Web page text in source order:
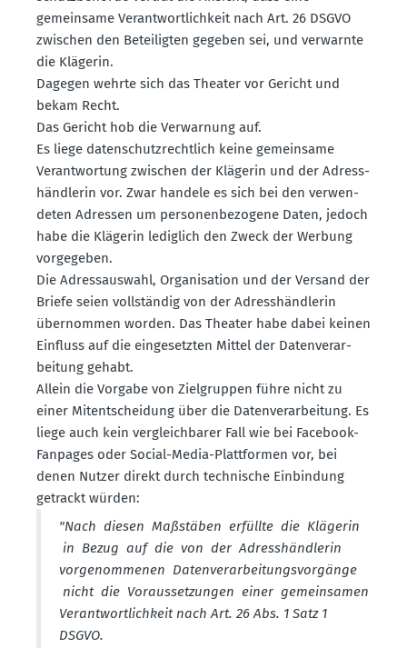
gemeinsame Verant­wort­lichkeit nach Art. 26 DSGVO
zwischen den Betei­ligten gegeben sei, und verwarnte
die Klägerin.
Dagegen wehrte sich das Theater vor Gericht und
bekam Recht.
Das Gericht hob die Verwarnung auf.
Es liege daten­schutz­rechtlich keine gemeinsame
Verant­wortung zwischen der Klägerin und der Adress­
händ­lerin vor. Zwar handele es sich bei den verwen­
deten Adressen um perso­nen­be­zogene Daten, jedoch
habe die Klägerin lediglich den Zweck der Werbung
vorge­geben.
Die Adress­auswahl, Organi­sation und der Versand der
Briefe seien vollständig von der Adress­händ­lerin
übernommen worden. Das Theater habe dabei keinen
Einfluss auf die einge­setzten Mittel der Daten­ver­ar­
beitung gehabt.
Allein die Vorgabe von Zielgruppen führe nicht zu
einer Mitent­scheidung über die Daten­ver­ar­beitung. Es
liege auch kein vergleich­barer Fall wie bei Facebook-
Fanpages oder Social-Media-Platt­formen vor, bei
denen Nutzer direkt durch technische Einbindung
getrackt würden:
"Nach diesen Maßstäben erfüllte die Klägerin
in Bezug auf die von der Adress­händ­lerin
vorge­nom­menen Daten­ver­ar­bei­tungs­vor­gänge
nicht die Voraus­set­zungen einer gemein­samen
Verant­wort­lichkeit nach Art. 26 Abs. 1 Satz 1
DSGVO.